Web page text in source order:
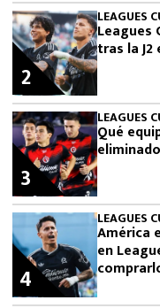
LEAGUES
Leagues
tras la J2
2
LEAGUES
Qué
3
LEAGUES
América
en
4